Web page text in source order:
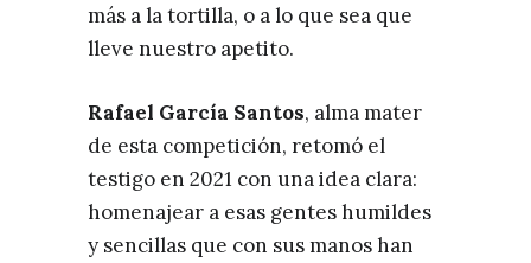
más a la tortilla, o a lo que sea que
lleve nuestro apetito.
Rafael García Santos, alma mater
de esta competición, retomó el
testigo en 2021 con una idea clara:
homenajear a esas gentes humildes
y sencillas que con sus manos han